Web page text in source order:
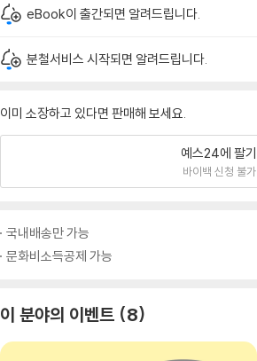
eBook이 출간되면 알려드립니다.
분철서비스 시작되면 알려드립니다.
이미 소장하고 있다면 판매해 보세요.
예스24에 팔기
바이백 신청 불가
국내배송만 가능
문화비소득공제 가능
이 분야의 이벤트 8